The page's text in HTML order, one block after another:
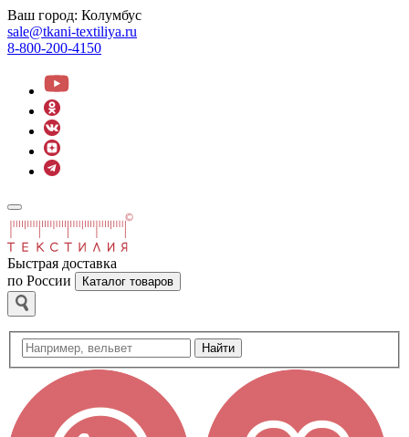
Ваш город: Колумбус
sale@tkani-textiliya.ru
8-800-200-4150
Быстрая доставка
по России
Каталог товаров
Найти